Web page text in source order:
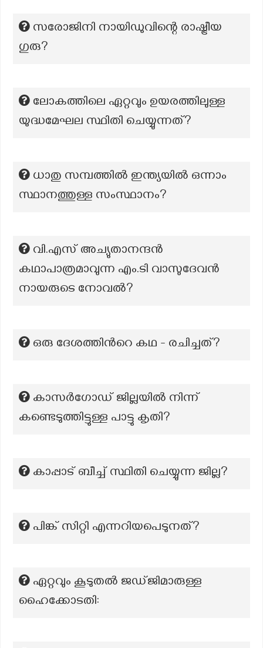
സരോജിനി നായിഡുവിന്റെ രാഷ്ട്രീയ
ഗുരു?
ലോകത്തിലെ ഏറ്റവും ഉയരത്തിലുള്ള
യുദ്ധമേഘല സ്ഥിതി ചെയ്യുന്നത്?
ധാതു സമ്പത്തിൽ ഇന്ത്യയിൽ ഒന്നാം
സ്ഥാനത്തുള്ള സംസ്ഥാനം?
വി.എസ് അച്യുതാനന്ദന്‍
കഥാപാത്രമാവുന്ന എം.ടി വാസുദേവന്‍
നായരുടെ നോവല്‍?
ഒരു ദേശത്തിന്‍റെ കഥ - രചിച്ചത്?
കാസർഗോഡ് ജില്ലയിൽ നിന്ന്
കണ്ടെടുത്തിട്ടുള്ള പാട്ടു കൃതി?
കാപ്പാട് ബീച്ച് സ്ഥിതി ചെയ്യുന്ന ജില്ല?
പിങ്ക് സിറ്റി എന്നറിയപെടുനത്‌?
ഏറ്റവും കൂടുതൽ ജഡ്ജിമാരുള്ള
ഹൈക്കോടതി: